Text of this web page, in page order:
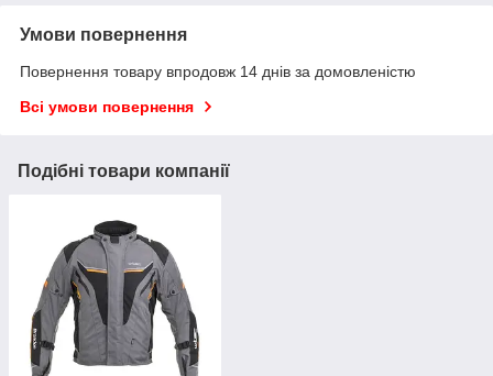
Умови повернення
Повернення товару впродовж 14 днів за домовленістю
Всі умови повернення
Подібні товари компанії